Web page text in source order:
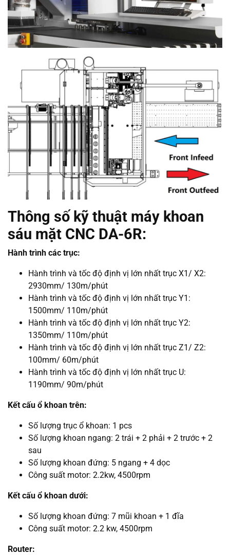
Thông số kỹ thuật máy khoan
sáu mặt CNC DA-6R:
Hành trình các trục:
Hành trình và tốc độ định vị lớn nhất trục X1/ X2:
2930mm/ 130m/phút
Hành trình và tốc độ định vị lớn nhất trục Y1:
1500mm/ 110m/phút
Hành trình và tốc độ định vị lớn nhất trục Y2:
1350mm/ 110m/phút
Hành trình và tốc độ định vị lớn nhất trục Z1/ Z2:
100mm/ 60m/phút
Hành trình và tốc độ định vị lớn nhất trục U:
1190mm/ 90m/phút
Kết cấu ổ khoan trên:
Số lượng trục ổ khoan: 1 pcs
Số lượng khoan ngang: 2 trái + 2 phải + 2 trước + 2
sau
Số lượng khoan đứng: 5 ngang + 4 dọc
Công suất motor: 2.2kw, 4500rpm
Kết cấu ổ khoan dưới:
Số lượng khoan đứng: 7 mũi khoan + 1 đĩa
Công suất motor: 2.2 kw, 4500rpm
Router: